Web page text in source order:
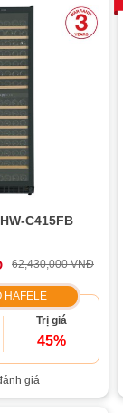
C415FB
62,430,000 VNĐ
HAFELE
Trị giá
45%
giá